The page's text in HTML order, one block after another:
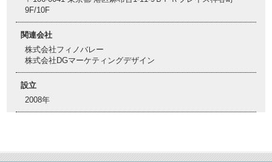
9F/10F
関連会社
株式会社フィノバレー
株式会社DGマーケティングデザイン
設立
2008年